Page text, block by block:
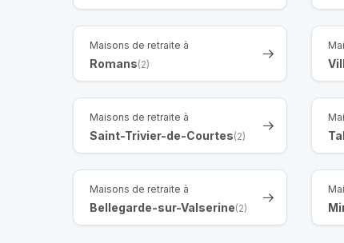
Maisons de retraite à
Romans(2)
Maisons de retraite à
Saint-Trivier-de-Courtes(2)
Maisons de retraite à
Bellegarde-sur-Valserine(2)